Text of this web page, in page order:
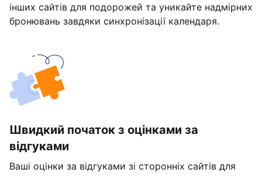
інших сайтів для подорожей та уникайте надмірних
бронювань завдяки синхронізації календаря.
Швидкий початок з оцінками за
відгуками
Ваші оцінки за відгуками зі сторонніх сайтів для